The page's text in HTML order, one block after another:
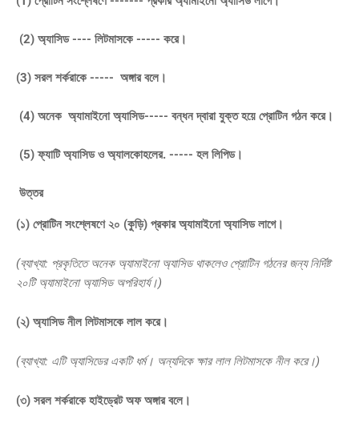
(2) অ্যাসিড ---- লিটমাসকে ----- করে।
(3) সরল শর্করাকে ----- অঙ্গার বলে।
(4) অনেক অ্যামাইনো অ্যাসিড----- বন্ধন দ্বারা যুক্ত হয়ে প্রোটিন গঠন করে।
(5) ফ্যাটি অ্যাসিড ও অ্যালকোহলের. ----- হল লিপিড।
উত্তর
(১) প্রোটিন সংশ্লেষণে২০ (কুড়ি) প্রকার অ্যামাইনো অ্যাসিড লাগে।
(ব্যাখ্যা: প্রকৃতিতে অনেক অ্যামাইনো অ্যাসিড থাকলেও প্রোটিন গঠনের জন্য নির্দিষ্ট
২০টি অ্যামাইনো অ্যাসিড অপরিহার্য।)
(২) অ্যাসিডনীললিটমাসকেলালকরে।
(ব্যাখ্যা: এটি অ্যাসিডের একটি ধর্ম। অন্যদিকে ক্ষার লাল লিটমাসকে নীল করে।)
(৩) সরল শর্করাকেহাইড্রেট অফঅঙ্গার বলে।